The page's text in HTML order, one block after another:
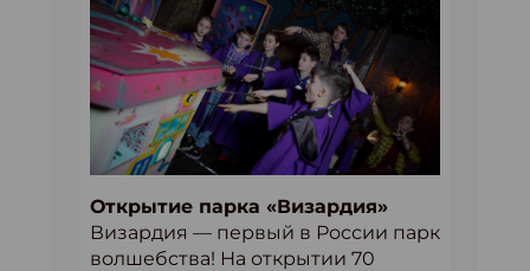
Открытие парка «Визардия»
Визардия — первый в России парк
волшебства! На открытии 70